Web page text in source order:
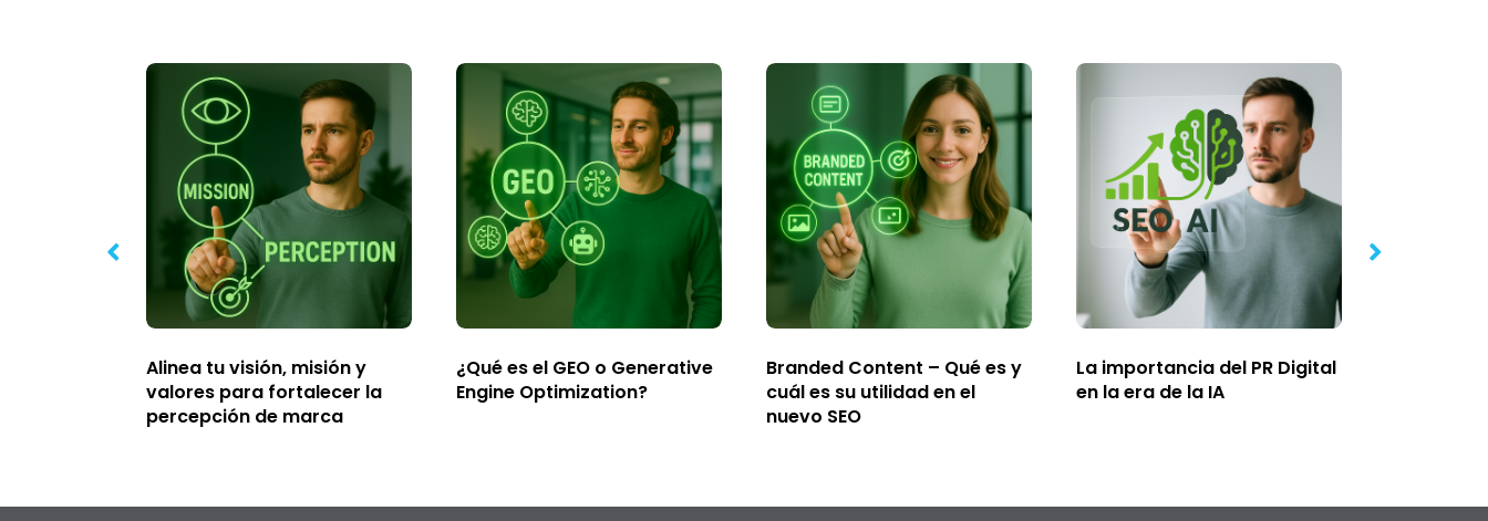
Alinea tu visión, misión y
valores para fortalecer la
percepción de marca
¿Qué es el GEO o Generative
Engine Optimization?
Branded Content – Qué es y
cuál es su utilidad en el
nuevo SEO
La importancia del PR Digital
en la era de la IA